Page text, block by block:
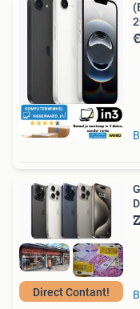
Direct Contant!